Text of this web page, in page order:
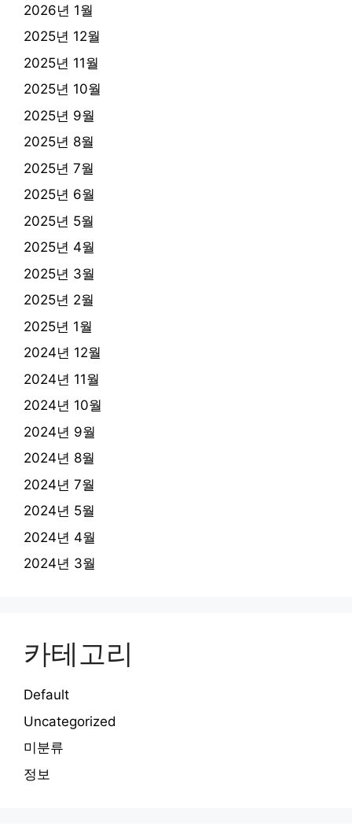
2026년 1월
2025년 12월
2025년 11월
2025년 10월
2025년 9월
2025년 8월
2025년 7월
2025년 6월
2025년 5월
2025년 4월
2025년 3월
2025년 2월
2025년 1월
2024년 12월
2024년 11월
2024년 10월
2024년 9월
2024년 8월
2024년 7월
2024년 5월
2024년 4월
2024년 3월
카테고리
Default
Uncategorized
미분류
정보